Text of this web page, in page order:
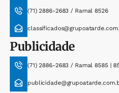
(71) 2886-2683 / Ramal 8526
Publicidade
(71) 2886-2683 / Ramal 8585 |